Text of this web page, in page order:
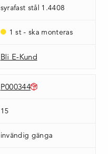
syrafast stål 1.4408
1 st - ska monteras
Bli E-Kund
P000344
15
invändig gänga